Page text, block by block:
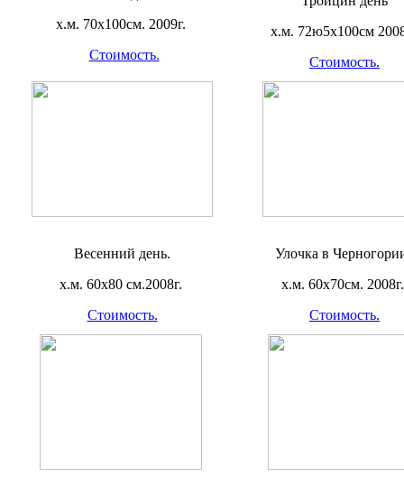
х.м. 70х100см. 2009г.
Стоимость.
х.м. 72ю5х100см
Стоимость.
Весенний день.
х.м. 60х80 см.2008г.
Стоимость.
Улочка в
х.м. 60х70см. 2008г.
Стоимость.